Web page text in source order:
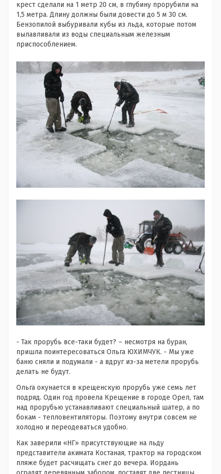
крест сделали на 1 метр 20 см, в глубину прорубили на
1,5 метра. Длину должны были довести до 5 м 30 см.
Бензопилой выбуривали кубы из льда, которые потом
вылавливали из воды специальным железным
приспособлением.
- Так прорубь все-таки будет? – несмотря на буран,
пришла поинтересоваться Ольга ЮХИМЧУК. - Мы уже
баню сняли и подумали - а вдруг из-за метели прорубь
делать не будут.
Ольга окунается в крещенскую прорубь уже семь лет
подряд. Один год провела Крещение в городе Орел, там
над прорубью устанавливают специальный шатер, а по
бокам - тепловентиляторы. Поэтому внутри совсем не
холодно и переодеваться удобно.
Как заверили «НГ» присутствующие на льду
представители акимата Костаная, трактор на городском
пляже будет расчищать снег до вечера. Иордань